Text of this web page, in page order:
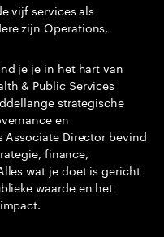
vijf services als
zijn Operations,
je je in het hart van
& Public Services
strategische
en
Associate Director bevind
finance,
wat je doet is gericht
waarde en het